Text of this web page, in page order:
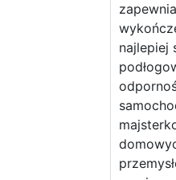
najlepiej